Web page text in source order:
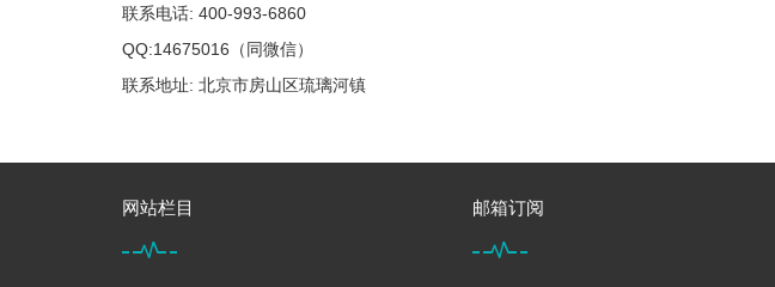
联系电话: 400-993-6860
QQ:14675016（同微信）
联系地址: 北京市房山区琉璃河镇
网站栏目 邮箱订阅